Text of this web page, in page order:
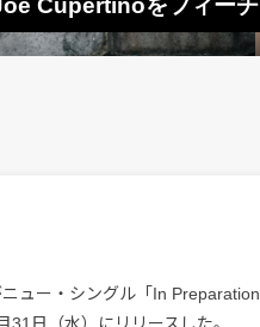
Cupertinoをフィー
ュー・シングル「In